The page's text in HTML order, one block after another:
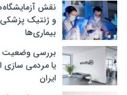
نقش
و ژنتیک
بیماری‌ها
بررسی
یا مردمی سازی
ایران